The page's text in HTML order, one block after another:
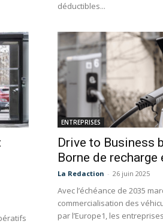
déductibles...
ENTREPRISES
Drive to Business
Borne de recharge
La Redaction - 26 juin 2025
Avec l’échéance de 2035
commercialisation des
par l’Europe1, les